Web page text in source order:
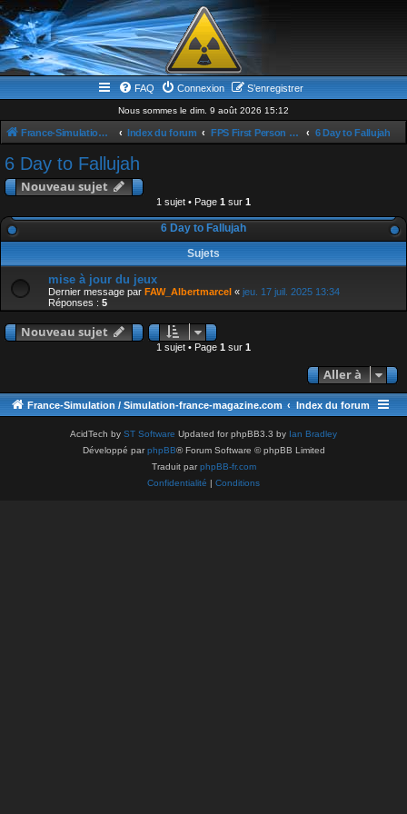
FAQ Connexion S’enregistrer
Nous sommes le dim. 9 août 2026 15:12
France-Simulation / Simulation-france-magazine.com Index du forum FPS First Person Shooter 6 Day to Fallujah
6 Day to Fallujah
Nouveau sujet
1 sujet • Page 1 sur 1
6 Day to Fallujah
Sujets
mise à jour du jeux
Dernier message par FAW_Albertmarcel « jeu. 17 juil. 2025 13:34
Réponses : 5
Nouveau sujet
1 sujet • Page 1 sur 1
Aller à
France-Simulation / Simulation-france-magazine.com Index du forum
AcidTech by ST Software Updated for phpBB3.3 by Ian Bradley
Développé parphpBB® Forum Software © phpBB Limited
Traduit parphpBB-fr.com
Confidentialité | Conditions